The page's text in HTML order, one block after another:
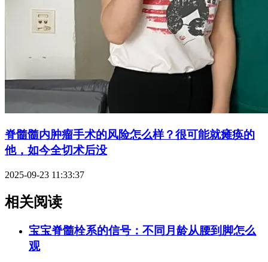
脊髓髓内肿瘤手术的风险怎么样？很可能就瘫痪的
他，如今全切术后没
2025-09-23 11:33:37
相关阅读
宝宝脊髓栓系的信号：不同月龄从腰到脚怎么
观